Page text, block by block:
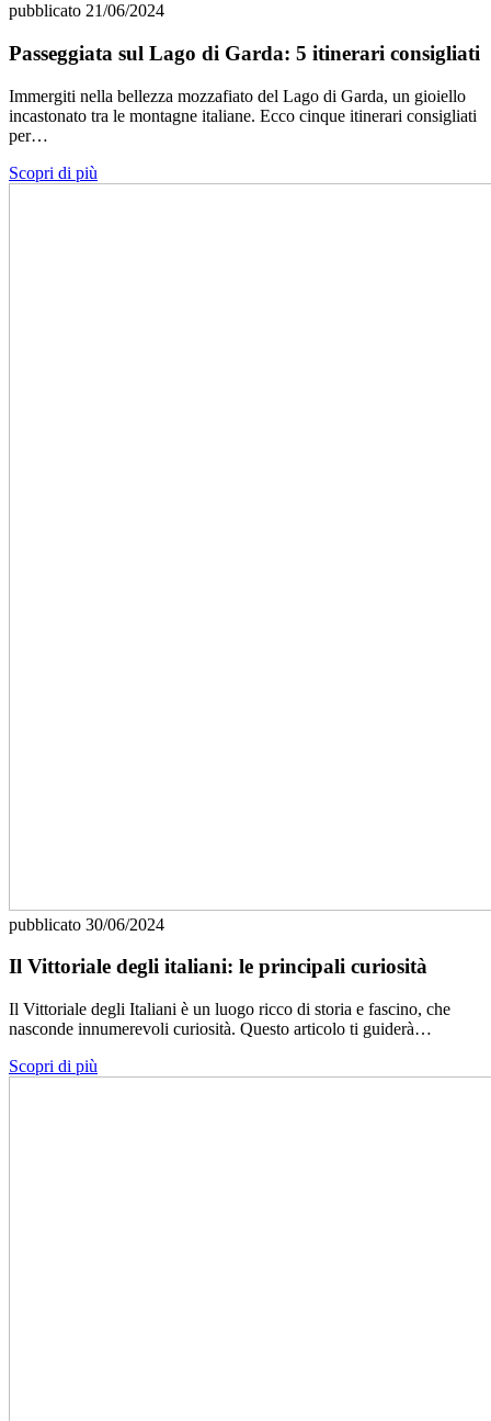
pubblicato 21/06/2024
Passeggiata sul Lago di Garda: 5 itinerari consigliati
Immergiti nella bellezza mozzafiato del Lago di Garda, un gioiello
incastonato tra le montagne italiane. Ecco cinque itinerari consigliati
per…
Scopri di più
pubblicato 30/06/2024
Il Vittoriale degli italiani: le principali curiosità
Il Vittoriale degli Italiani è un luogo ricco di storia e fascino, che
nasconde innumerevoli curiosità. Questo articolo ti guiderà…
Scopri di più